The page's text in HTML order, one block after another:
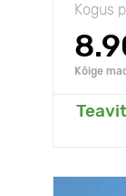
Kogus
Kõige